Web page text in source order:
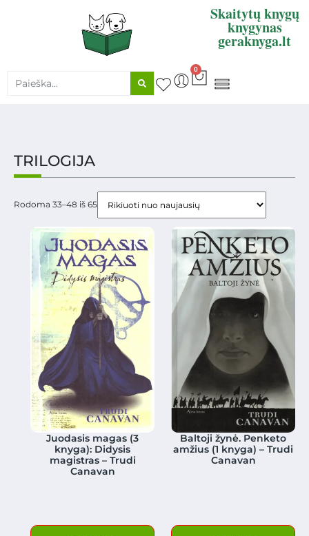
Skaitytų knygų
knygynas
geraknyga.lt
0
TRILOGIJA
Rodoma 33–48 iš 65
Juodasis magas (3
knyga): Didysis
magistras – Trudi
Canavan
Baltoji žynė. Penketo
amžius (1 knyga) – Trudi
Canavan